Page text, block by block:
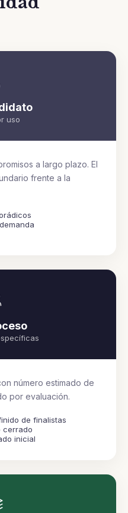
uso
a largo plazo. El
frente a la
número estimado de
por evaluación.
de finalistas
cerrado
inicial